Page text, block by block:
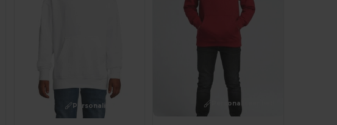
Personaliseer het! Personaliseer het!